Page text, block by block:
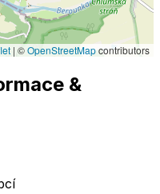
| ©OpenStreetMapcontributors
&